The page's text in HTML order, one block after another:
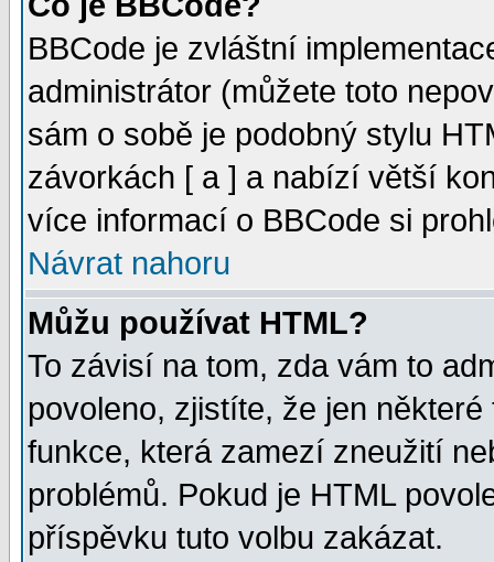
BBCode je zvláštní
administrátor (můžete toto
sám o sobě je podobný stylu
závorkách [ a ] a nabízí větší
více informací o BBCode si
Návrat nahoru
Můžu používat HTML?
To závisí na tom, zda vám to
povoleno, zjistíte, že jen
funkce, která zamezí zneužití
problémů. Pokud je HTML
příspěvku tuto volbu zakázat.